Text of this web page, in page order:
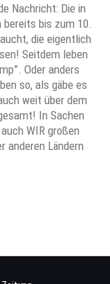
Nachricht: Die in
bis zum 10.
die eigentlich
Seitdem leben
Oder anders
so, als gäbe es
weit über dem
In Sachen
WIR großen
anderen Ländern